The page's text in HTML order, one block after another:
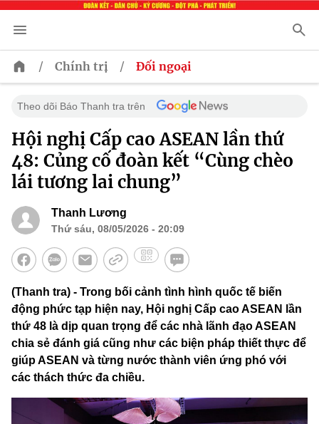
/ Chính trị / Đối ngoại
Theo dõi Báo Thanh tra trên
Hội nghị Cấp cao ASEAN lần thứ
48: Củng cố đoàn kết “Cùng chèo
lái tương lai chung”
Thanh Lương
Thứ sáu, 08/05/2026 - 20:09
(Thanh tra) - Trong bối cảnh tình hình quốc tế biến
động phức tạp hiện nay, Hội nghị Cấp cao ASEAN lần
thứ 48 là dịp quan trọng để các nhà lãnh đạo ASEAN
chia sẻ đánh giá cũng như các biện pháp thiết thực để
giúp ASEAN và từng nước thành viên ứng phó với
các thách thức đa chiều.